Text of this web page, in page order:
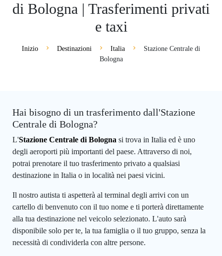
di Bologna | Trasferimenti privati
e taxi
Inizio Destinazioni Italia
Stazione Centrale di
Bologna
Hai bisogno di un trasferimento dall'Stazione
Centrale di Bologna?
L'Stazione Centrale di Bologna si trova in Italia ed è uno
degli aeroporti più importanti del paese. Attraverso di noi,
potrai prenotare il tuo trasferimento privato a qualsiasi
destinazione in Italia o in località nei paesi vicini.
Il nostro autista ti aspetterà al terminal degli arrivi con un
cartello di benvenuto con il tuo nome e ti porterà direttamente
alla tua destinazione nel veicolo selezionato. L'auto sarà
disponibile solo per te, la tua famiglia o il tuo gruppo, senza la
necessità di condividerla con altre persone.